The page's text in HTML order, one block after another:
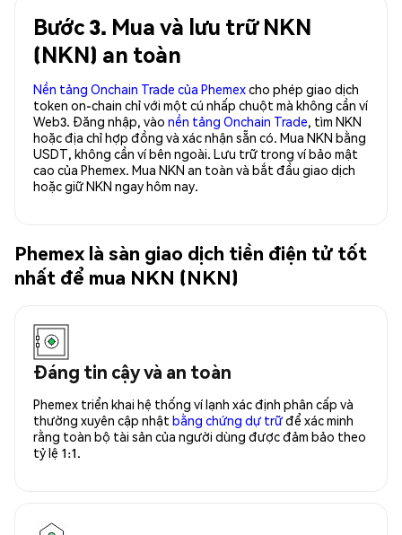
Bước 3. Mua và lưu trữ NKN
(NKN) an toàn
Nền tảng Onchain Trade của Phemexcho phép giao dịch
token on-chain chỉ với một cú nhấp chuột mà không cần ví
Web3. Đăng nhập, vào nền tảng Onchain Trade, tìm NKN
hoặc địa chỉ hợp đồng và xác nhận sẵn có. Mua NKN bằng
USDT, không cần ví bên ngoài. Lưu trữ trong ví bảo mật
cao của Phemex. Mua NKN an toàn và bắt đầu giao dịch
hoặc giữ NKN ngay hôm nay.
Phemex là sàn giao dịch tiền điện tử tốt
nhất để mua NKN (NKN)
Đáng tin cậy và an toàn
Phemex triển khai hệ thống ví lạnh xác định phân cấp và
thường xuyên cập nhật bằng chứng dự trữđể xác minh
rằng toàn bộ tài sản của người dùng được đảm bảo theo
tỷ lệ 1:1.